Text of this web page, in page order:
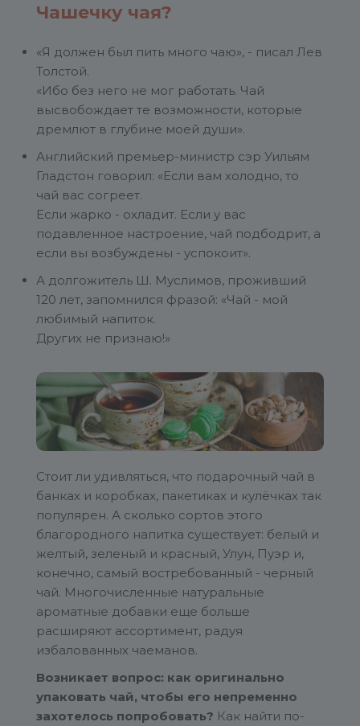
Чашечку чая?
«Я должен был пить много чаю», - писал Лев
Толстой.
«Ибо без него не мог работать. Чай
высвобождает те возможности, которые
дремлют в глубине моей души».
Английский премьер-министр сэр Уильям
Гладстон говорил: «Если вам холодно, то
чай вас согреет.
Если жарко - охладит. Если у вас
подавленное настроение, чай подбодрит, а
если вы возбуждены - успокоит».
А долгожитель Ш. Муслимов, проживший
120 лет, запомнился фразой: «Чай - мой
любимый напиток.
Других не признаю!»
Стоит ли удивляться, что подарочный чай в
банках и коробках, пакетиках и кулёчках так
популярен. А сколько сортов этого
благородного напитка существует: белый и
желтый, зеленый и красный, Улун, Пуэр и,
конечно, самый востребованный - черный
чай. Многочисленные натуральные
ароматные добавки еще больше
расширяют ассортимент, радуя
избалованных чаеманов.
Возникает вопрос: как оригинально
упаковать чай, чтобы его непременно
захотелось попробовать? Как найти по-